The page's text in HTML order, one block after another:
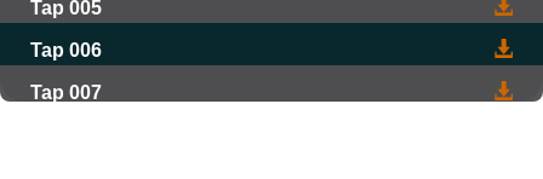
Tap 005
Tap 006
Tap 007